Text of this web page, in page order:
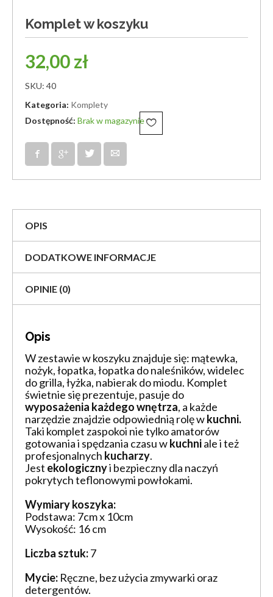
Komplet w koszyku
32,00zł
SKU: 40
Kategoria: Komplety
Brak w magazynie
OPIS
DODATKOWE INFORMACJE
OPINIE (0)
Opis
W zestawie w koszyku znajduje się: mątewka,
nożyk, łopatka, łopatka do naleśników, widelec
do grilla, łyżka, nabierak do miodu. Komplet
świetnie się prezentuje, pasuje do
wyposażenia każdego wnętrza, a każde
narzędzie znajdzie odpowiednią rolę wkuchni.
Taki komplet zaspokoi nie tylko amatorów
gotowania i spędzania czasu wkuchniale i też
profesjonalnych kucharzy.
Jest ekologicznyi bezpieczny dla naczyń
pokrytych teflonowymi powłokami.
Wymiary koszyka:
Podstawa: 7cm x 10cm
Wysokość: 16 cm
Liczba sztuk:7
Mycie: Ręczne, bez użycia zmywarki oraz
detergentów.